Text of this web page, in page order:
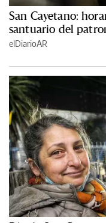
San Cayetano:
santuario del
elDiarioAR